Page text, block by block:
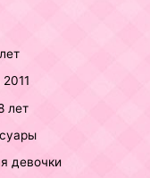
лет
девочки